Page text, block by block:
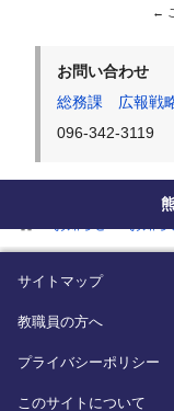
お問い合わせ
総務課 広報戦
096-342-3119
サイトマップ
教職員の方へ
プライバシーポリシー
このサイトについて